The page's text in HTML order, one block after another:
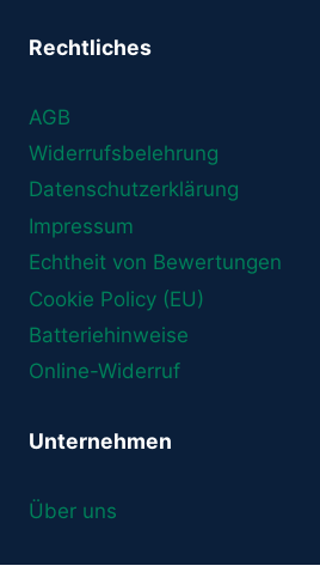
Rechtliches
AGB
Widerrufsbelehrung
Datenschutzerklärung
Impressum
Echtheit von Bewertungen
Cookie Policy (EU)
Batteriehinweise
Online-Widerruf
Unternehmen
Über uns